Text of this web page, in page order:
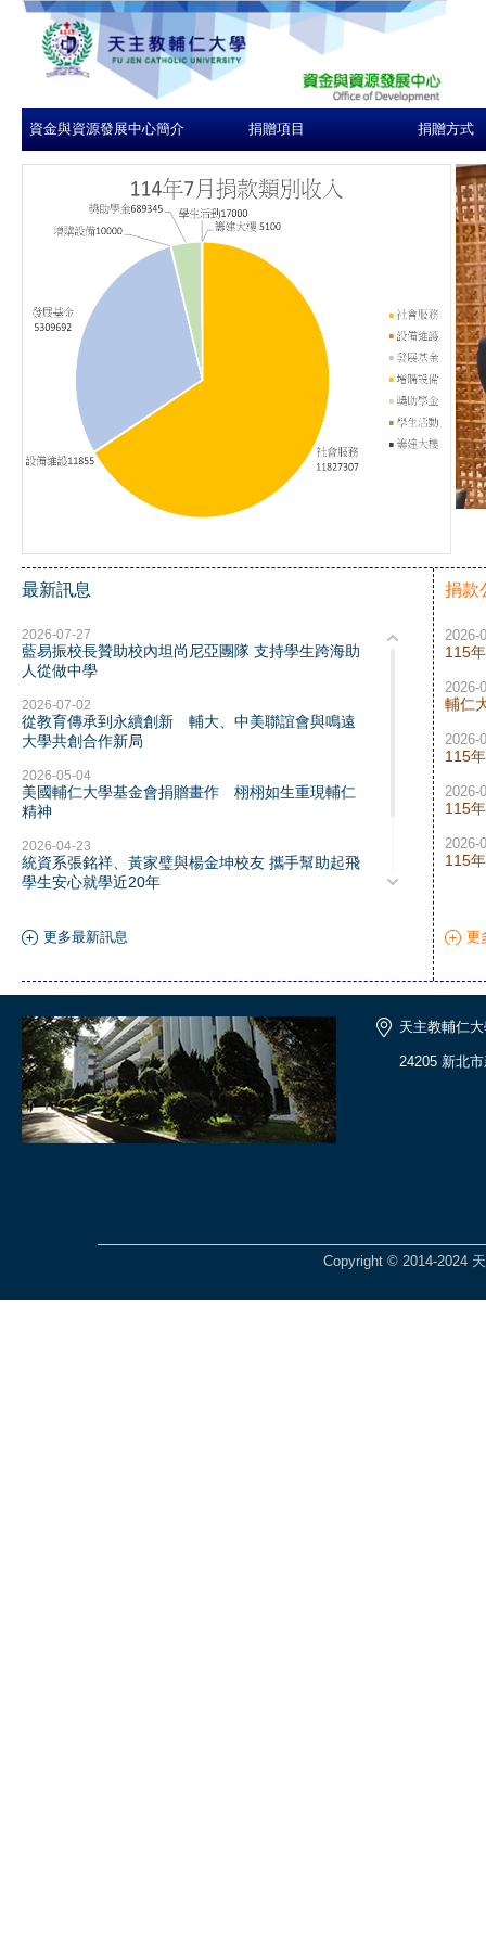
資金與資源發展中心簡介 捐贈項目 捐贈方式
最新訊息
2026-07-27
藍易振校長贊助校內坦尚尼亞團隊 支持學生跨海助
人從做中學
2026-07-02
從教育傳承到永續創新 輔大、中美聯誼會與鳴遠
大學共創合作新局
2026-05-04
美國輔仁大學基金會捐贈畫作 栩栩如生重現輔仁
精神
2026-04-23
統資系張銘祥、黃家璧與楊金坤校友 攜手幫助起飛
學生安心就學近20年
Gigastone記憶卡Amazon熱搜前段班 立達國際電子
更多最新訊息
捐款
2026-
115
2026-
輔仁
2026-
115
2026-
115
2026-
115
更
天主教輔仁
24205 新北
Copyright © 2014-2024